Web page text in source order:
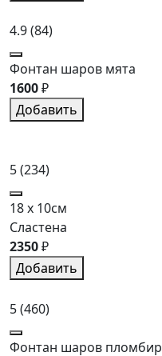
4.9(84)
Фонтан шаров мята
1600₽
Добавить
5(234)
18 x 10см
Сластена
2350₽
Добавить
5(460)
Фонтан шаров пломбир